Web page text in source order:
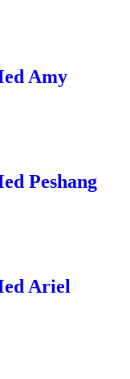
Amy
Peshang
Ariel